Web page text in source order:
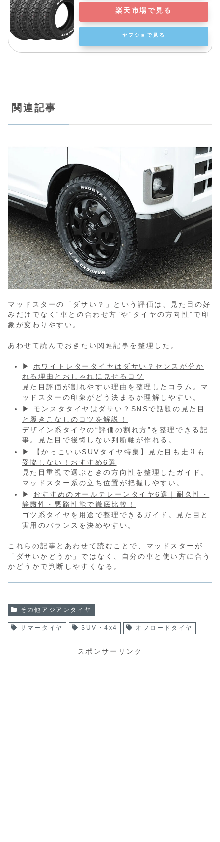
楽天市場で見る
ヤフショで見る
関連記事
マッドスターの「ダサい？」という評価は、見た目の好
みだけでなく“車との合わせ方”や“タイヤの方向性”で印
象が変わりやすい。
あわせて読んでおきたい関連記事を整理した。
▶ ホワイトレタータイヤはダサい？センスが分か
れる理由とおしゃれに見せるコツ
見た目評価が割れやすい理由を整理したコラム。マ
ッドスターの印象がどう決まるか理解しやすい。
▶ モンスタタイヤはダサい？SNSで話題の見た目
と履きこなしのコツを解説！
デザイン系タイヤの“評価の割れ方”を整理できる記
事。見た目で後悔しない判断軸が作れる。
▶
【かっこいいSUVタイヤ特集】見た目も走りも
妥協しない！おすすめ6選
見た目重視で選ぶときの方向性を整理したガイド。
マッドスター系の立ち位置が把握しやすい。
▶ おすすめのオールテレーンタイヤ6選｜耐久性・
静粛性・悪路性能で徹底比較！
ゴツ系タイヤを用途で整理できるガイド。見た目と
実用のバランスを決めやすい。
これらの記事とあわせて読むことで、マッドスターが
「ダサいかどうか」ではなく、自分の車と使い方に合う
かどうかで判断しやすくなる。
その他アジアンタイヤ
サマータイヤ SUV・4x4 オフロードタイヤ
スポンサーリンク